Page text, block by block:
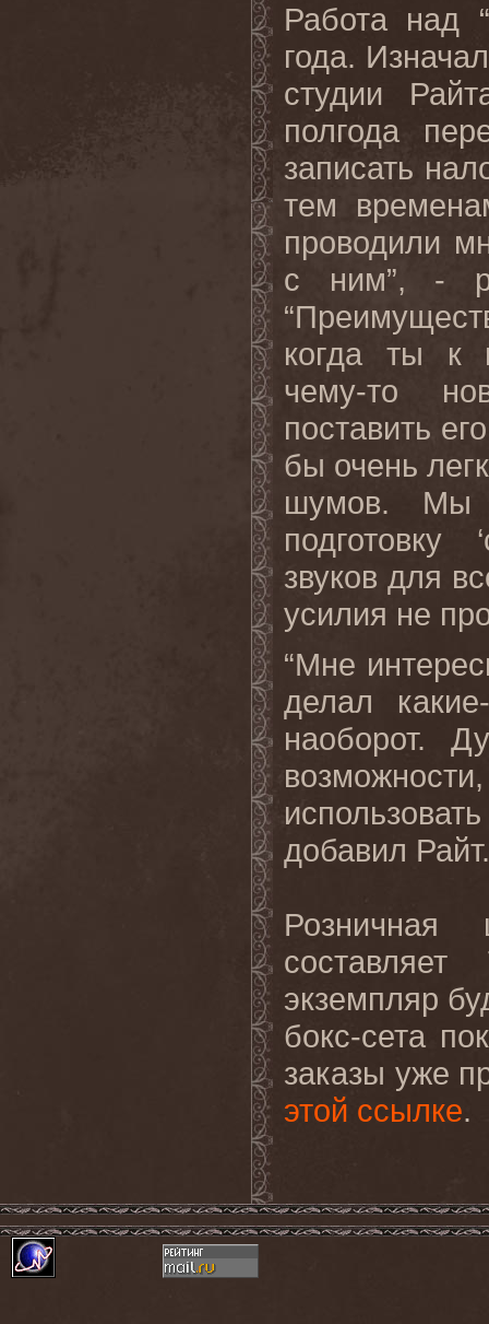
Работа над
года.
студии
полгода
записать
тем
проводили
с ним”, -
когда ты к
чему-то
поставить
бы очень
шумов. Мы
подготовку
звуков для
усилия не
“Мне
делал
наоборот.
добавил Райт.
экземпляр
бокс-сета
заказы уже
этой ссылке.